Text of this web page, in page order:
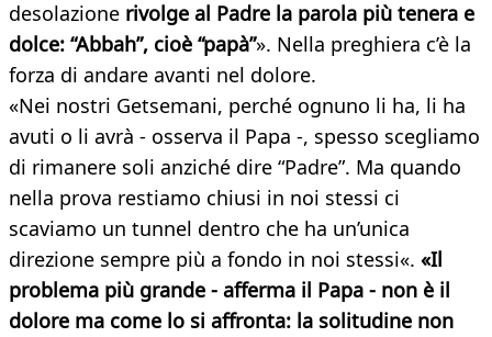
desolazione rivolge al Padre la parola più tenera e
dolce: “Abbah”, cioè “papà”». Nella preghiera c’è la
forza di andare avanti nel dolore.
«Nei nostri Getsemani, perché ognuno li ha, li ha
avuti o li avrà - osserva il Papa -, spesso scegliamo
di rimanere soli anziché dire “Padre”. Ma quando
nella prova restiamo chiusi in noi stessi ci
scaviamo un tunnel dentro che ha un’unica
direzione sempre più a fondo in noi stessi«. «Il
problema più grande - afferma il Papa - non è il
dolore ma come lo si affronta: la solitudine non